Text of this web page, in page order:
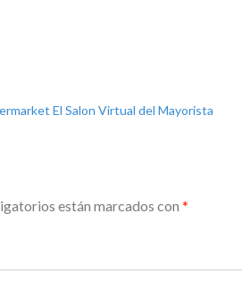
El Salon Virtual del Mayorista
están marcados con *